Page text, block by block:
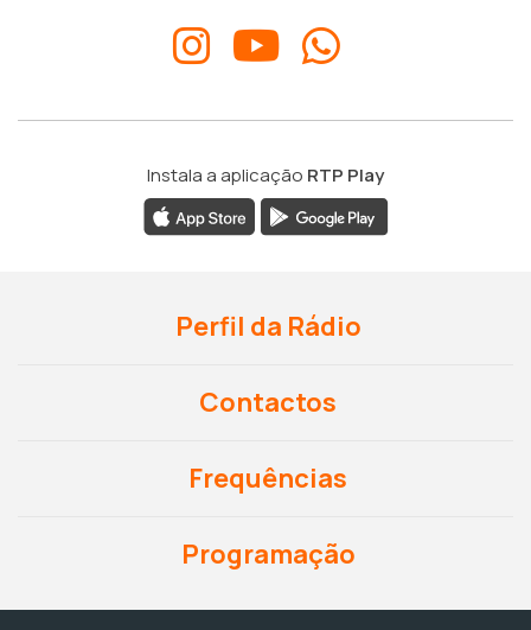
Instala a aplicação RTP Play
Perfil da Rádio
Contactos
Frequências
Programação